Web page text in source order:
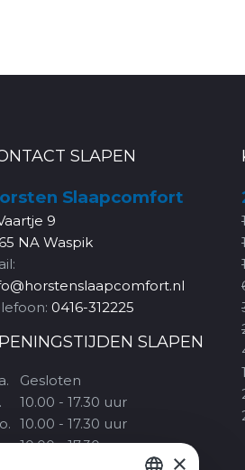
SLAPEN
Slaapcomfort
9
NA Waspik
0416-312225
SLAPEN
Gesloten
10.00 - 17.30 uur
10.00 - 17.30 uur
10.00 - 17.30 uur
1
×